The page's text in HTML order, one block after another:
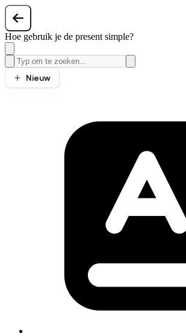
Hoe gebruik je de present simple?
Nieuw